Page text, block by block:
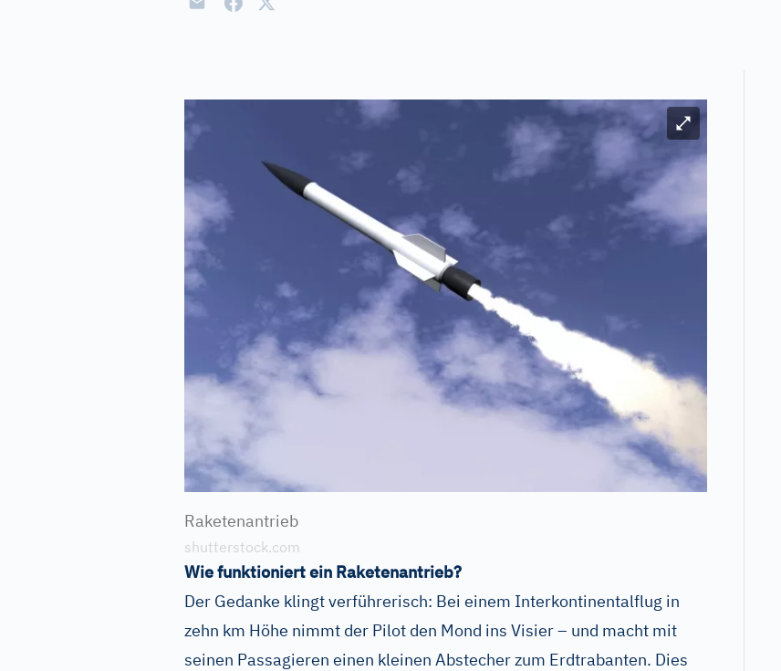
Bild vergrößern
Raketenantrieb
shutterstock.com
Wie funktioniert ein Raketenantrieb?
Der Gedanke klingt verführerisch: Bei einem Interkontinentalflug in
zehn km Höhe nimmt der Pilot den Mond ins Visier – und macht mit
seinen Passagieren einen kleinen Abstecher zum Erdtrabanten. Dies